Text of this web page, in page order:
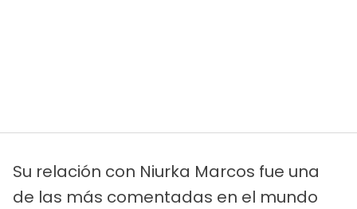
Su relación con Niurka Marcos fue una
de las más comentadas en el mundo